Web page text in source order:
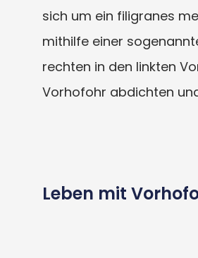
sich um ein filigranes
mithilfe einer
rechten in den linkten
Vorhofohr abdichten
Leben mit